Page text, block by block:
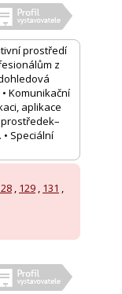
prostředí
z
Komunikační
aplikace
Speciální
, 129 , 131 ,